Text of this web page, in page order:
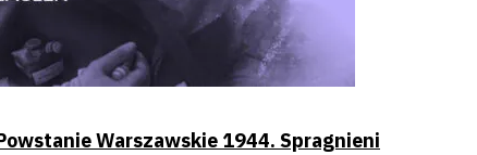
Warszawskie 1944. Spragnieni